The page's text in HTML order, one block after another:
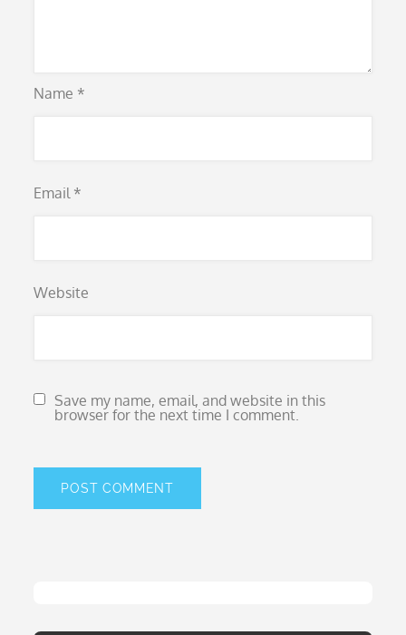
Name *
Email *
Website
Save my name, email, and website in this
browser for the next time I comment.